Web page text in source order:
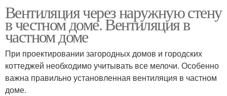
Вентиляция через наружную стену
в честном доме. Вентиляция в
частном доме
При проектировании загородных домов и городских
коттеджей необходимо учитывать все мелочи. Особенно
важна правильно установленная вентиляция в частном
доме.